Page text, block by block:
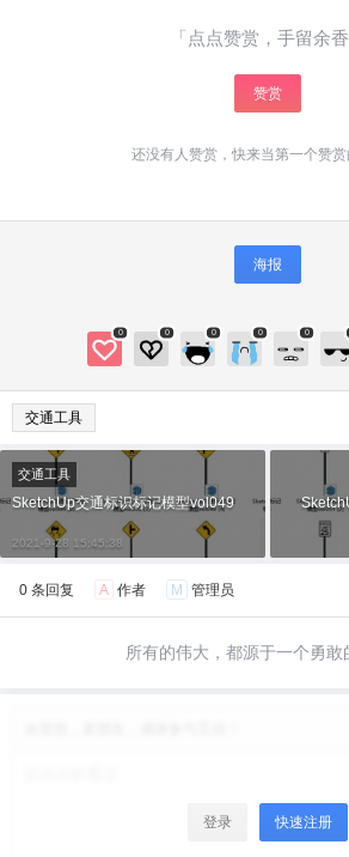
「点点赞赏，手留余香
赞赏
还没有人赞赏，快来当第一个赞赏
海报
0 0 0 0 0
交通工具
5
20 元 50
¥
微信支付
交通工具
SketchUp交通标识标记模型vol049
2021-9-28 15:45:38
0 条回复 A 作者 M 管理员
所有的伟大，都源于一个勇敢
登录 快速注册
您没有权限发布内容，请购买会